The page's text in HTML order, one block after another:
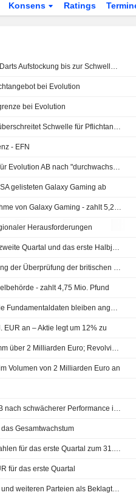
Konsens Ratings
Affärsvärlden behält köp på Evolution nach Darts Aufstockung bis zur Schwelle der Angebotspflicht
bei Evolution
bei Evolution
Candle Lakes Beteiligung an Evolution AB überschreitet Schwelle für Pflichtangebot
- EFN
Berenberg hebt Kursziel und Schätzungen für Evolution AB nach "durchwachsenem" Q2 an
gelisteten Galaxy Gaming ab
Evolution kündigt Vereinbarung zur Übernahme von Galaxy Gaming - zahlt 5,2 Mio. USD
Herausforderungen
Evolution AB (publ) legt Ergebnisse für das zweite Quartal und das erste Halbjahr bis zum 30. Juni 2026 vor
Evolution AB zahlt 4,8 Mio. GBP zur Beilegung der Überprüfung der britischen Lizenz
- zahlt 4,75 Mio. Pfund
Evolution AB: Aktienrueckkauf stutzt, doch die Fundamentaldaten bleiben angespannt
EUR an – Aktie legt um 12% zu
Evolution AB lanciert Aktienrückkaufprogramm über 2 Milliarden Euro; Revolvierende Kreditfazilität gesichert
Volumen von 2 Milliarden Euro an
Berenberg senkt Prognosen für Evolution AB nach schwächerer Performance in Europa im ersten Quartal
Gesamtwachstum
Evolution AB (publ) veröffentlicht Ergebniszahlen für das erste Quartal zum 31. März 2026
für das erste Quartal
Evolution strebt Einbeziehung von Playtech und weiteren Parteien als Beklagte in Verleumdungsklage an